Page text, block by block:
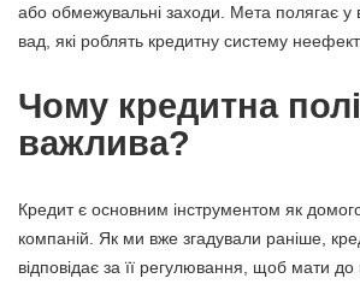
або обмежувальні заходи. Мета полягає у
вад, які роблять кредитну систему
Чому кредитна
важлива?
Кредит є основним інструментом як
компаній. Як ми вже згадували раніше,
відповідає за її регулювання, щоб мати до